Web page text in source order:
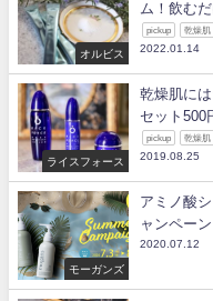
オルビス
ム！飲む
pickup 乾燥肌
2022.01.14
ライスフォース
乾燥肌に
セット500
pickup 乾燥肌
2019.08.25
モーガンズ
アミノ酸
ャンペー
2020.07.12